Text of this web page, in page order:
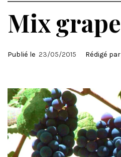
Mix grape
Publié le 23/05/2015 Rédigé par